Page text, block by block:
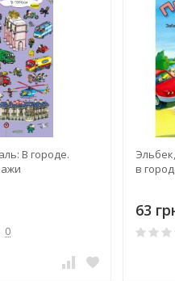
В городе.
0
в
63